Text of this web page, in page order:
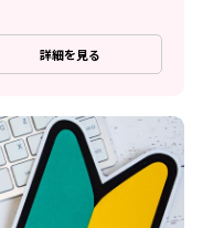
詳細を見る